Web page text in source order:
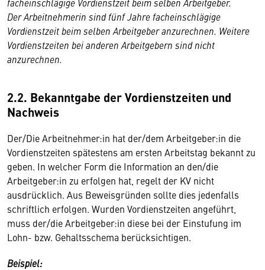
Der Arbeitnehmerin sind fünf Jahre facheinschlägige
Vordienstzeit beim selben Arbeitgeber anzurechnen. Weitere
Vordienstzeiten bei anderen Arbeitgebern sind nicht
anzurechnen.
2.2. Bekanntgabe der Vordienstzeiten und
Nachweis
Der/Die Arbeitnehmer:in hat der/dem Arbeitgeber:in die
Vordienstzeiten spätestens am ersten Arbeitstag bekannt zu
geben. In welcher Form die Information an den/die
Arbeitgeber:in zu erfolgen hat, regelt der KV nicht
ausdrücklich. Aus Beweisgründen sollte dies jedenfalls
schriftlich erfolgen. Wurden Vordienstzeiten angeführt,
muss der/die Arbeitgeber:in diese bei der Einstufung im
Lohn- bzw. Gehaltsschema berücksichtigen.
Beispiel: